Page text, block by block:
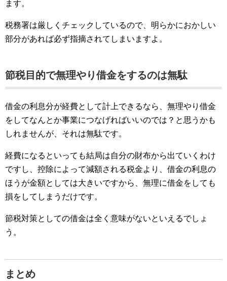
ます。
税務署は厳しくチェックしているので、明らかにおかしい
部分があれば必ず指摘されてしまいますよ。
節税目的で無理やり借金をするのは無駄
借金の利息分が経費として計上できるなら、無理やり借金
をしてなんとか事業につなげればいいのでは？と思うかも
しれませんが、それは無駄です。
経費になるといっても結局は自分の財布から出ていくわけ
ですし、控除によって減額される税金より、借金の利息の
ほうが金額としては大きいですから、無理に借金をしても
損をしてしまうだけです。
節税対策としての借金は全く意味がないといえるでしょ
う。
まとめ